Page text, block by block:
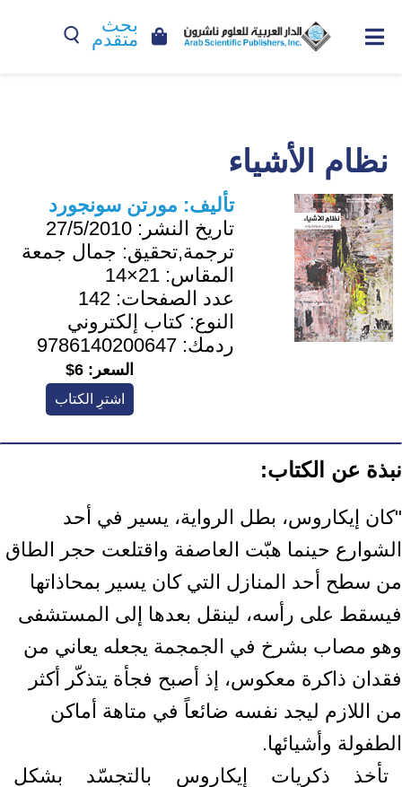
بحث
متقدم
نظام الأشياء
تأليف: مورتن سونجورد
تاريخ النشر: 27/5/2010
ترجمة,تحقيق: جمال جمعة
المقاس: 21×14
عدد الصفحات: 142
النوع:كتاب إلكتروني
ردمك: 9786140200647
السعر: 6$
اشترِ الكتاب
نبذة عن الكتاب:
"كان إيكاروس، بطل الرواية، يسير في أحد
الشوارع حينما هبّت العاصفة واقتلعت حجر الطاق
من سطح أحد المنازل التي كان يسير بمحاذاتها
فيسقط على رأسه، لينقل بعدها إلى المستشفى
وهو مصاب بشرخ في الجمجمة يجعله يعاني من
فقدان ذاكرة معكوس، إذ أصبح فجأة يتذكّر أكثر
من اللازم ليجد نفسه ضائعاً في متاهة أماكن
الطفولة وأشيائها.
تأخذ ذكريات إيكاروس بالتجسّد بشكل